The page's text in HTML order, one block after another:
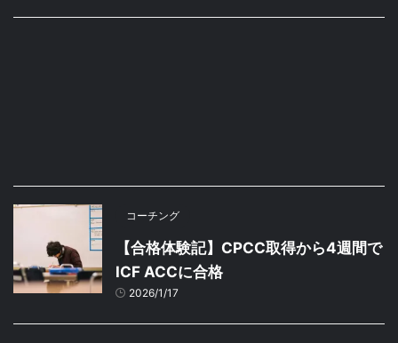
コーチング
【合格体験記】CPCC取得から4週間で
ICF ACCに合格
2026/1/17